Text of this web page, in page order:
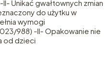
Unikać gwałtownych zmian
do użytku w
wymogi
988) -II- Opakowanie nie
od dzieci